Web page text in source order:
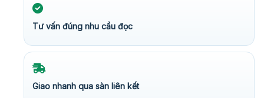
Tư vấn đúng nhu cầu đọc
Giao nhanh qua sàn liên kết